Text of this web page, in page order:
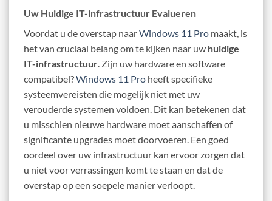
Uw Huidige IT-infrastructuur Evalueren
Voordat u de overstap naarWindows 11 Pro maakt, is
het van cruciaal belang om te kijken naar uw huidige
IT-infrastructuur . Zijn uw hardware en software
compatibel?Windows 11 Pro heeft specifieke
systeemvereisten die mogelijk niet met uw
verouderde systemen voldoen. Dit kan betekenen dat
u misschien nieuwe hardware moet aanschaffen of
significante upgrades moet doorvoeren. Een goed
oordeel over uw infrastructuur kan ervoor zorgen dat
u niet voor verrassingen komt te staan en dat de
overstap op een soepele manier verloopt.